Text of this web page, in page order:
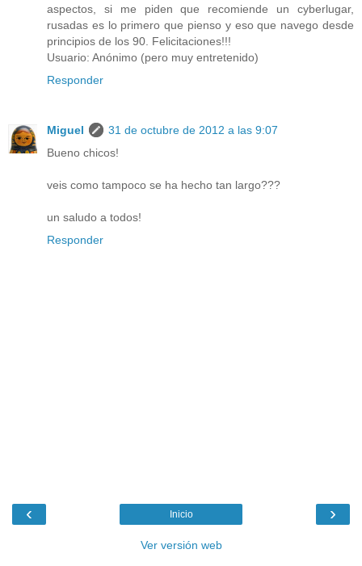
aspectos, si me piden que recomiende un cyberlugar,
rusadas es lo primero que pienso y eso que navego desde
principios de los 90. Felicitaciones!!!
Usuario: Anónimo (pero muy entretenido)
Responder
Miguel
31 de octubre de 2012 a las 9:07
Bueno chicos!
veis como tampoco se ha hecho tan largo???
un saludo a todos!
Responder
‹ ›
Inicio
Ver versión web